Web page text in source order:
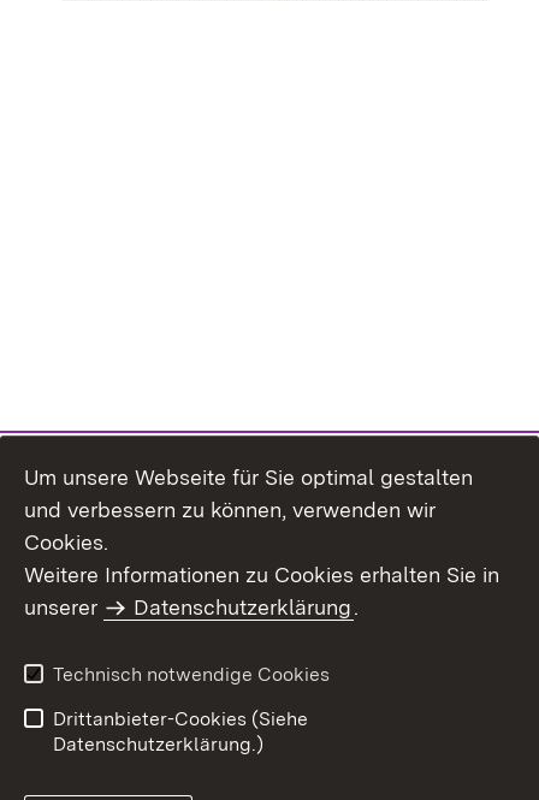
Benutzungshinweise
Erklärung zur
Um unsere Webseite für Sie optimal gestalten
und verbessern zu können, verwenden wir
Cookies.
Weitere Informationen zu Cookies erhalten Sie in
unserer
Datenschutzerklärung.
Technisch notwendige Cookies
Drittanbieter-Cookies (Siehe
Datenschutzerklärung.)